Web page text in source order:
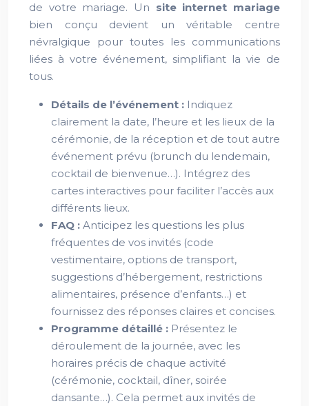
de votre mariage. Un site internet mariage
bien conçu devient un véritable centre
névralgique pour toutes les communications
liées à votre événement, simplifiant la vie de
tous.
Détails de l’événement : Indiquez
clairement la date, l’heure et les lieux de la
cérémonie, de la réception et de tout autre
événement prévu (brunch du lendemain,
cocktail de bienvenue…). Intégrez des
cartes interactives pour faciliter l’accès aux
différents lieux.
FAQ : Anticipez les questions les plus
fréquentes de vos invités (code
vestimentaire, options de transport,
suggestions d’hébergement, restrictions
alimentaires, présence d’enfants…) et
fournissez des réponses claires et concises.
Programme détaillé : Présentez le
déroulement de la journée, avec les
horaires précis de chaque activité
(cérémonie, cocktail, dîner, soirée
dansante…). Cela permet aux invités de